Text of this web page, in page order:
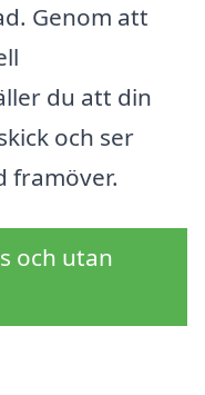
Genom att
du att din
och ser
framöver.
och utan